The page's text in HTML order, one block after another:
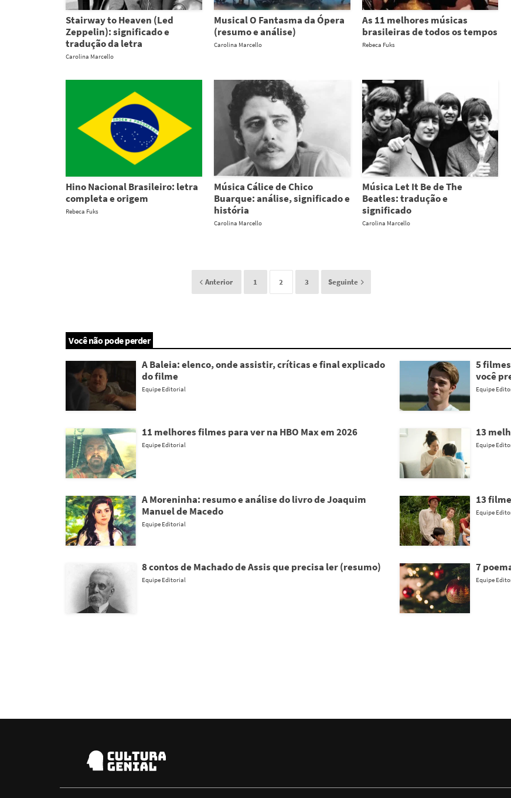
Stairway to Heaven (Led
Zeppelin): significado e
tradução da letra
Carolina Marcello
Musical O Fantasma da Ópera
(resumo e análise)
Carolina Marcello
As 11 melhores músicas
brasileiras de todos os tempos
Rebeca Fuks
Hino Nacional Brasileiro: letra
completa e origem
Rebeca Fuks
Música Cálice de Chico
Buarque: análise, significado e
história
Carolina Marcello
Música Let It Be de The
Beatles: tradução e
significado
Carolina Marcello
Anterior 1 2 3 Seguinte
Você não pode perder
A Baleia: elenco, onde assistir, críticas e final explicado
do filme
Equipe Editorial
5
você
Equipe
11 melhores filmes para ver na HBO Max em 2026
Equipe Editorial
13
Equipe
A Moreninha: resumo e análise do livro de Joaquim
Manuel de Macedo
Equipe Editorial
13
Equipe
8 contos de Machado de Assis que precisa ler (resumo)
Equipe Editorial
7
Equipe